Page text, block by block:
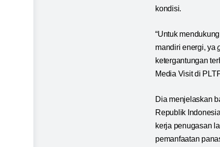
kondisi.
“Untuk
mandiri energi, ya
ketergantungan
Media Visit di
Dia menjelaskan
Republik
kerja penugasan
pemanfaatan